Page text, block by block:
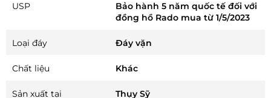
USP
Bảo hành 5 năm quốc tế đối với
đồng hồ Rado mua từ 1/5/2023
Loại đáy Đáy vặn
Chất liệu Khác
Sản xuất tại Thụy Sỹ